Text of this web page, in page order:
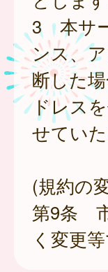
3 本サ
ンス、
断した
ドレス
せてい
(規約の
第9条
く変更